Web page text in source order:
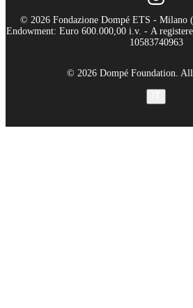
© 2026 Fondazione Dompé ETS - Milano
Endowment: Euro 600.000,00 i.v. - A
10583740963
© 2026 Dompé Foundation.